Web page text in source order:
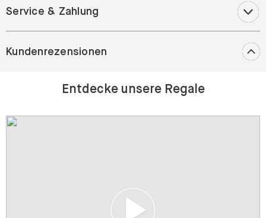
Service & Zahlung
Kundenrezensionen
Entdecke unsere Regale